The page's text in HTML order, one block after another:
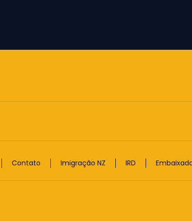
Contato Imigração NZ IRD